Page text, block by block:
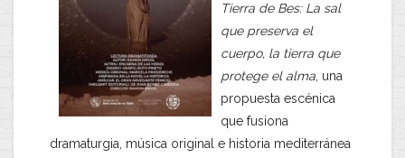
Tierra de Bes: La sal
que preserva el
cuerpo, la tierra que
protege el alma , una
propuesta escénica
que fusiona
dramaturgia, música original e historia mediterránea